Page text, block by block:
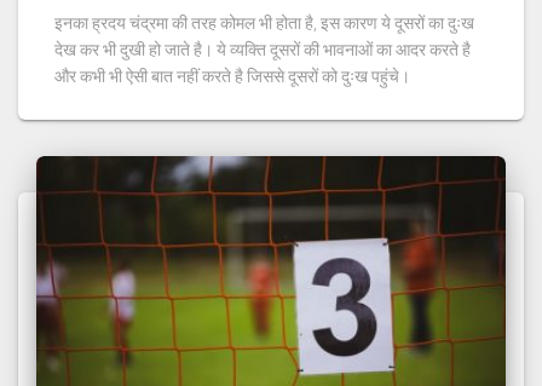
इनका ह्रदय चंद्रमा की तरह कोमल भी होता है, इस कारण ये दूसरों का दुःख
देख कर भी दुखी हो जाते है। ये व्यक्ति दूसरों की भावनाओं का आदर करते है
और कभी भी ऐसी बात नहीं करते है जिससे दूसरों को दुःख पहुंचे।